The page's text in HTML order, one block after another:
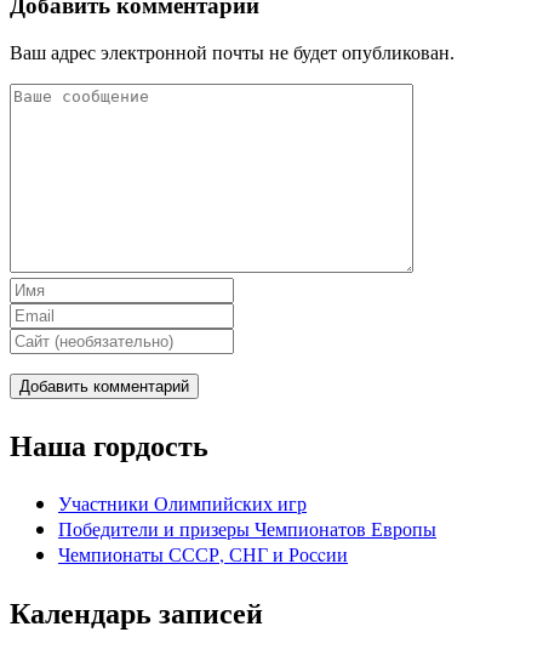
Добавить комментарий
Ваш адрес электронной почты не будет опубликован.
Наша гордость
Участники Олимпийских игр
Победители и призеры Чемпионатов Европы
Чемпионаты СССР, СНГ и Росcии
Календарь записей